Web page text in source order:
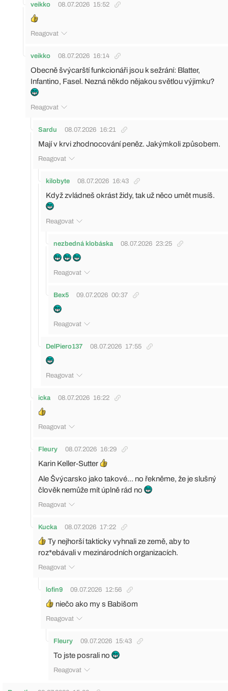
veikko 08.07.2026 15:52
Reagovat
veikko 08.07.2026 16:14
Obecně švýcarští funkcionáři jsou k sežrání: Blatter,
Infantino, Fasel. Nezná někdo nějakou světlou výjimku?
Reagovat
Sardu 08.07.2026 16:21
Mají v krvi zhodnocování peněz. Jakýmkoli způsobem.
Reagovat
kilobyte 08.07.2026 16:43
Když zvládneš okrást židy, tak už něco umět musíš.
Reagovat
nezbedná klobáska 08.07.2026 23:25
Reagovat
Bex5 09.07.2026 00:37
Reagovat
DelPiero137 08.07.2026 17:55
Reagovat
icka 08.07.2026 16:22
Reagovat
Fleury 08.07.2026 16:29
Karin Keller-Sutter
Ale Švýcarsko jako takové... no řekněme, že je slušný
člověk nemůže mít úplně rád no
Reagovat
Kucka 08.07.2026 17:22
Ty nejhorší takticky vyhnali ze země, aby to
roz*ebávali v mezinárodních organizacích.
Reagovat
lofin9 09.07.2026 12:56
niečo ako my s Babišom
Reagovat
Fleury 09.07.2026 15:43
To jste posrali no
Reagovat